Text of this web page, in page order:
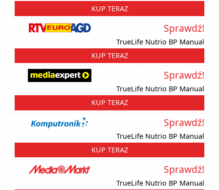
KUP TERAZ
TrueLife Nutrio BP Manual
Sprawdź!
KUP TERAZ
TrueLife Nutrio BP Manual
Sprawdź!
KUP TERAZ
TrueLife Nutrio BP Manual
Sprawdź!
KUP TERAZ
TrueLife Nutrio BP Manual
Sprawdź!